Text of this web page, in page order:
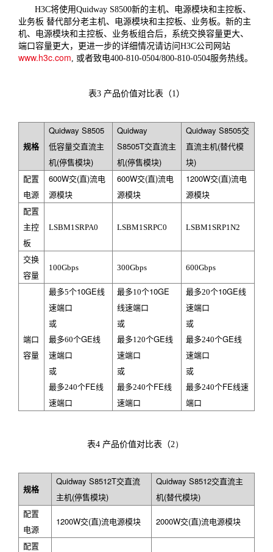
H3C将使用Quidway S8500新的主机、电源模块和主控板、
业务板 替代部分老主机、电源模块和主控板、业务板。新的主
机、电源模块和主控板、业务板组合后，系统交换容量更大、
端口容量更大，更进一步的详细情况请访问 H3C公司网站
www.h3c.com, 或者致电400-810-0504/800-810-0504服务热线。
表3 产品价值对比表（1）
规格
Quidway S8505
低容量交直流主
机(停售模块)
Quidway
S8505T交直流主
机(停售模块)
Quidway S8505交
直流主机(替代模
块)
配置
电源
600W交(直)流电
源模块
600W交(直)流电
源模块
1200W交(直)流电
源模块
配置
主控
板
LSBM1SRPA0 LSBM1SRPC0 LSBM1SRP1N2
交换
容量
100Gbps 300Gbps 600Gbps
端口
容量
最多5个10GE线
速端口
或
最多60个GE线
速端口
或
最多240个FE线
速端口
最多10个10GE
线速端口
或
最多120个GE线
速端口
或
最多240个FE线
速端口
最多20个10GE线
速端口
或
最多240个GE线
速端口
或
最多240个FE线速
端口
表4 产品价值对比表（2）
规格
Quidway S8512T交直流
主机(停售模块)
Quidway S8512交直流主
机(替代模块)
配置
电源
1200W交(直)流电源模块 2000W交(直)流电源模块
配置